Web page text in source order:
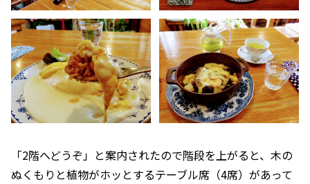
「2階へどうぞ」と案内されたので階段を上がると、木の
ぬくもりと植物がホッとするテーブル席（4席）があって